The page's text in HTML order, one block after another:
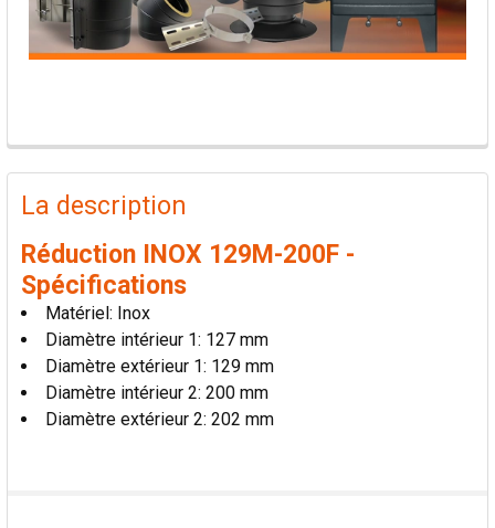
PRODUITS
FRÉQUEMMENT
ACHETÉS
TOUT
SÉLECTIONNER
AJOUTER
LA
SÉLECTION
AU PANIER
La description
Réduction INOX 129M-200F -
Spécifications
Matériel: Inox
Diamètre intérieur 1: 127 mm
Diamètre extérieur 1: 129 mm
Diamètre intérieur 2: 200 mm
Diamètre extérieur 2: 202 mm